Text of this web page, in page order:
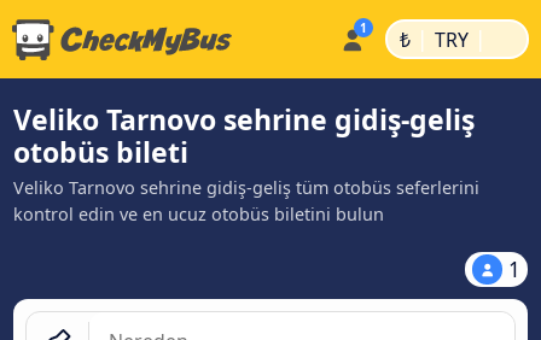
₺ | TRY |
Veliko Tarnovo sehrine gidiş-geliş
otobüs bileti
Veliko Tarnovo sehrine gidiş-geliş tüm otobüs seferlerini
kontrol edin ve en ucuz otobüs biletini bulun
1